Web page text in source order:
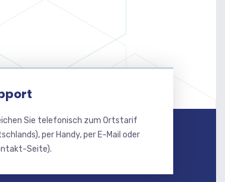
Sie telefonisch zum Ortstarif
per Handy, per E-Mail oder
Seite).